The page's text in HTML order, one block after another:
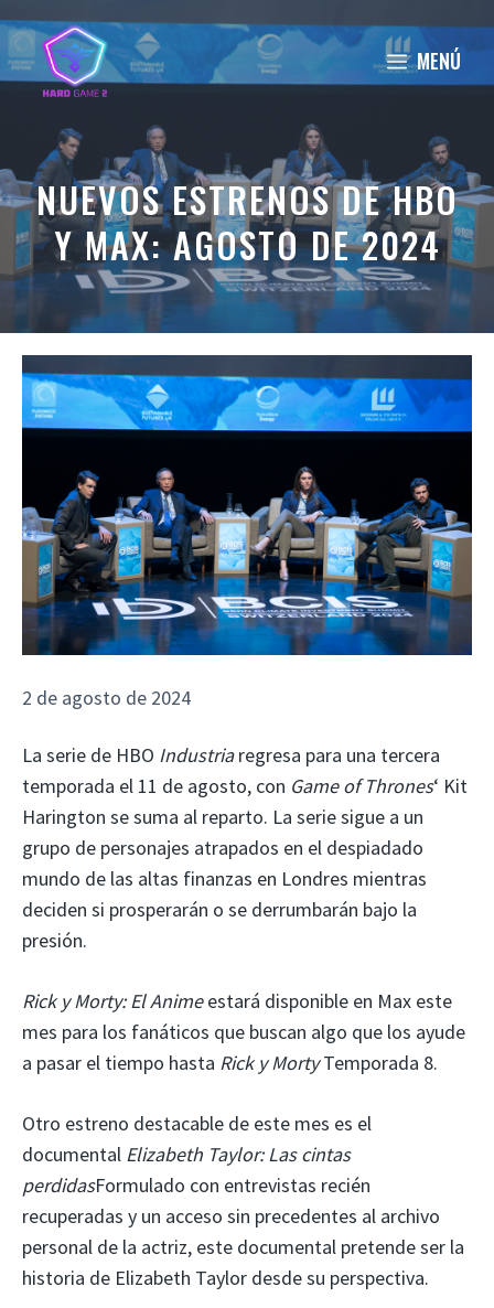
Saltar
al
contenido
MENÚ
NUEVOS ESTRENOS DE HBO
Y MAX: AGOSTO DE 2024
2 de agosto de 2024
La serie de HBO Industriaregresa para una tercera
temporada el 11 de agosto, con Game of Thrones‘ Kit
Harington se suma al reparto. La serie sigue a un
grupo de personajes atrapados en el despiadado
mundo de las altas finanzas en Londres mientras
deciden si prosperarán o se derrumbarán bajo la
presión.
Rick y Morty: El Animeestará disponible en Max este
mes para los fanáticos que buscan algo que los ayude
a pasar el tiempo hasta Rick y MortyTemporada 8.
Otro estreno destacable de este mes es el
documental Elizabeth Taylor: Las cintas
perdidasFormulado con entrevistas recién
recuperadas y un acceso sin precedentes al archivo
personal de la actriz, este documental pretende ser la
historia de Elizabeth Taylor desde su perspectiva.